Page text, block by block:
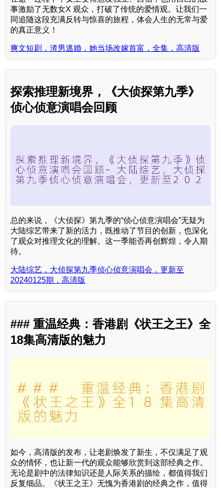
事激励了无数女X 观众，打破了传统的爱情观。让我们一
同追随这段充满反转与惊喜的旅程，体会人生的无常与爱
的真正意义！
爽文短剧，渣男逃婚，她当场改嫁首富，全集，高清版
探索推理新境界，《大侦探第九季》
侦心侦意演唱会回顾
总的来说，《大侦探》第九季的“侦心侦意演唱会”无疑为
大陆综艺带来了新的活力，既推动了节目的创新，也深化
了观众对推理文化的理解。这一季能否再创辉煌，令人期
待。
大陆综艺，大侦探第九季侦心侦意演唱会，更新至
20240125期，高清版
### 重温经典：香港剧《状王之王》全
18集高清版的魅力
如今，高清版的发布，让老剧焕发了新生，不仅满足了观
众的情怀，也让新一代的观众能够欣赏到这部经典之作。
无论是剧中的法律知识还是人际关系的描绘，都值得我们
反复细品。《状王之王》无愧为香港剧的经典之作，值得